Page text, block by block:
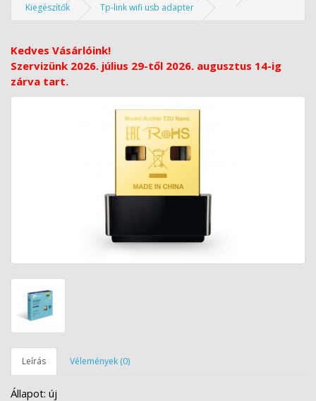
Kiegészítők
Tp-link wifi usb adapter
Kedves Vásárlóink!
Szervizünk 2026. július 29-től 2026. augusztus 14-ig
zárva tart.
Leírás Vélemények (0)
Állapot: új